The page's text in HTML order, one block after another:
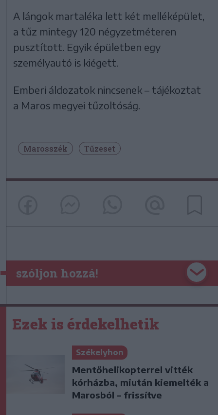
A lángok martaléka lett két melléképület,
a tűz mintegy 120 négyzetméteren
pusztított. Egyik épületben egy
személyautó is kiégett.
Emberi áldozatok nincsenek – tájékoztat
a Maros megyei tűzoltóság.
Marosszék Tűzeset
szóljon hozzá!
Ezek is érdekelhetik
Székelyhon
Mentőhelikopterrel vitték
kórházba, miután kiemelték a
Marosból – frissítve